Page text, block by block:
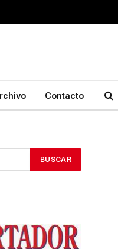
Contacto